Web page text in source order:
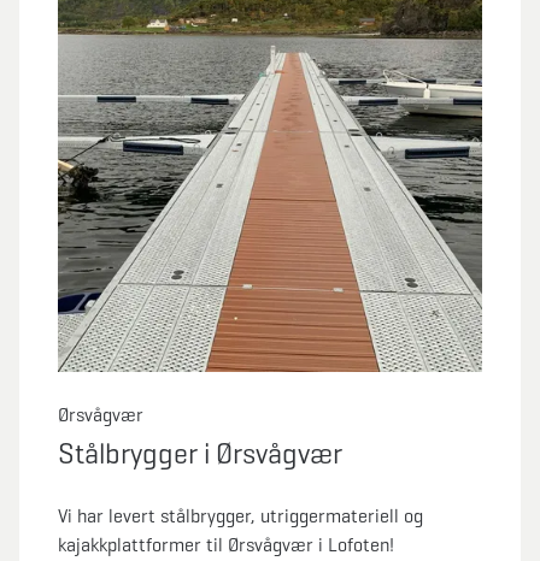
Ørsvågvær
Stålbrygger i Ørsvågvær
Vi har levert stålbrygger, utriggermateriell og
kajakkplattformer til Ørsvågvær i Lofoten!